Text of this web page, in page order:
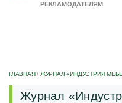
РЕКЛАМОДАТЕЛЯМ
ГЛАВНАЯ/ ЖУРНАЛ «ИНДУСТРИЯ
Журнал